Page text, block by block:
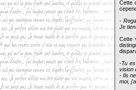
Cette
-
Je
Cette
-Tu
vision
- Ils
moi,